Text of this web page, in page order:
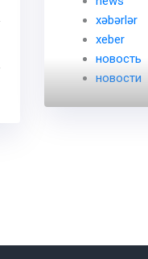
xəbərlər
xeber
новость
новости